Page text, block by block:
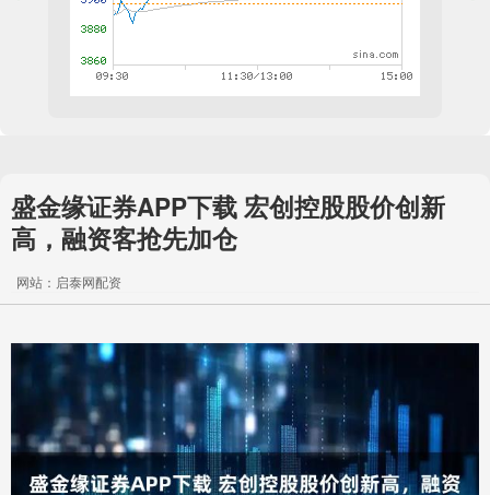
盛金缘证券APP下载 宏创控股股价创新
高，融资客抢先加仓
网站：启泰网配资